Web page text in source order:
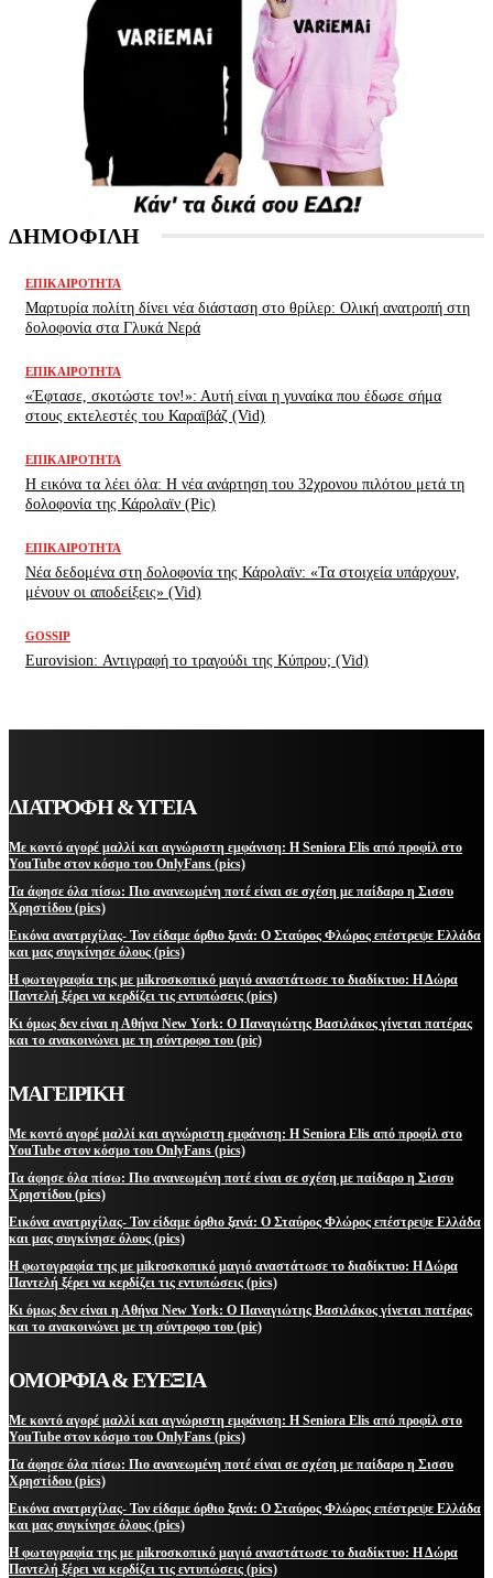
ΔΗΜΟΦΙΛΗ
ΕΠΙΚΑΙΡΌΤΗΤΑ
Μαρτυρία πολίτη δίνει νέα διάσταση στο θρίλερ: Ολική ανατροπή στη
δολοφονία στα Γλυκά Νερά
ΕΠΙΚΑΙΡΌΤΗΤΑ
«Έφτασε, σκοτώστε τον!»: Αυτή είναι η γυναίκα που έδωσε σήμα
στους εκτελεστές του Καραϊβάζ (Vid)
ΕΠΙΚΑΙΡΌΤΗΤΑ
H εικόνα τα λέει όλα: H νέα ανάρτηση του 32χρονου πιλότου μετά τη
δολοφονία της Κάρολαϊν (Pic)
ΕΠΙΚΑΙΡΌΤΗΤΑ
Νέα δεδομένα στη δολοφονία της Κάρολαϊν: «Τα στοιχεία υπάρχουν,
μένουν οι αποδείξεις» (Vid)
GOSSIP
Eurovision: Αντιγραφή το τραγούδι της Κύπρου; (Vid)
ΔΙΑΤΡΟΦΗ & ΥΓΕΙΑ
Με κοντό αγορέ μαλλί και αγνώριστη εμφάνιση: Η Seniora Elis από προφίλ στο
YouTube στον κόσμο του OnlyFans (pics)
Τα άφησε όλα πίσω: Πιο ανανεωμένη ποτέ είναι σε σχέση με παίδαρο η Σισσυ
Χρηστίδου (pics)
Εικόνα ανατριχίλας- Τον είδαμε όρθιο ξανά: Ο Σταύρος Φλώρος επέστρεψε Ελλάδα
και μας συγκίνησε όλους (pics)
Η φωτογραφία της με μikroσκοπικό μαγιό αναστάτωσε το διαδίκτυο: Η Δώρα
Παντελή ξέρει να κερδίζει τις εντυπώσεις (pics)
Κι όμως δεν είναι η Αθήνα New York: Ο Παναγιώτης Βασιλάκος γίνεται πατέρας
και το ανακοινώνει με τη σύντροφο του (pic)
ΜΑΓΕΙΡΙΚΗ
Με κοντό αγορέ μαλλί και αγνώριστη εμφάνιση: Η Seniora Elis από προφίλ στο
YouTube στον κόσμο του OnlyFans (pics)
Τα άφησε όλα πίσω: Πιο ανανεωμένη ποτέ είναι σε σχέση με παίδαρο η Σισσυ
Χρηστίδου (pics)
Εικόνα ανατριχίλας- Τον είδαμε όρθιο ξανά: Ο Σταύρος Φλώρος επέστρεψε Ελλάδα
και μας συγκίνησε όλους (pics)
Η φωτογραφία της με μikroσκοπικό μαγιό αναστάτωσε το διαδίκτυο: Η Δώρα
Παντελή ξέρει να κερδίζει τις εντυπώσεις (pics)
Κι όμως δεν είναι η Αθήνα New York: Ο Παναγιώτης Βασιλάκος γίνεται πατέρας
και το ανακοινώνει με τη σύντροφο του (pic)
ΟΜΟΡΦΙΑ & ΕΥΕΞΙΑ
Με κοντό αγορέ μαλλί και αγνώριστη εμφάνιση: Η Seniora Elis από προφίλ στο
YouTube στον κόσμο του OnlyFans (pics)
Τα άφησε όλα πίσω: Πιο ανανεωμένη ποτέ είναι σε σχέση με παίδαρο η Σισσυ
Χρηστίδου (pics)
Εικόνα ανατριχίλας- Τον είδαμε όρθιο ξανά: Ο Σταύρος Φλώρος επέστρεψε Ελλάδα
και μας συγκίνησε όλους (pics)
Η φωτογραφία της με μikroσκοπικό μαγιό αναστάτωσε το διαδίκτυο: Η Δώρα
Παντελή ξέρει να κερδίζει τις εντυπώσεις (pics)